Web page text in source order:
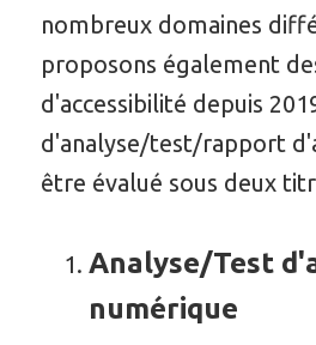
nombreux domaines
proposons également
d'accessibilité depuis
d'analyse/test/rapport
être évalué sous deux
Analyse/Test
numérique